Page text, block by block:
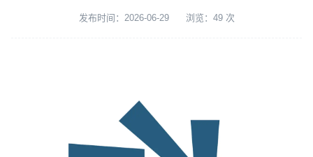
发布时间：2026-06-29 浏览：49 次